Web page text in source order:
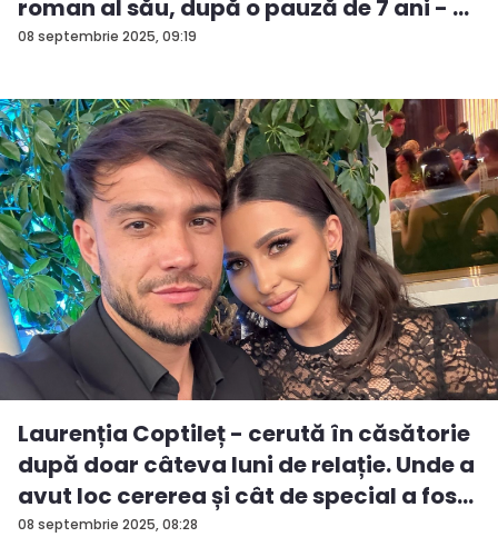
08 septembrie 2025, 09:19
roman al său, după o pauză de 7 ani - ...
08 septembrie 2025, 08:28
Laurenția Coptileț - cerută în căsătorie
după doar câteva luni de relație. Unde a
avut loc cererea și cât de special a fos...